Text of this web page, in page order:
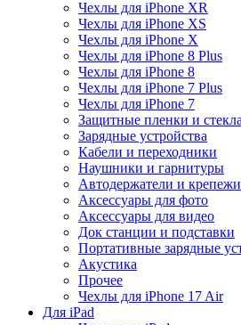
Чехлы для iPhone XR
Чехлы для iPhone XS
Чехлы для iPhone X
Чехлы для iPhone 8 Plus
Чехлы для iPhone 8
Чехлы для iPhone 7 Plus
Чехлы для iPhone 7
Защитные пленки и стекла
Зарядные устройства
Кабели и переходники
Наушники и гарнитуры
Автодержатели и крепежи
Аксессуары для фото
Аксессуары для видео
Док станции и подставки
Портативные зарядные
Акустика
Прочее
Чехлы для iPhone 17 Air
Для iPad